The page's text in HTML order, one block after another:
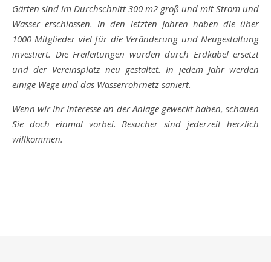
Gärten sind im Durchschnitt 300 m2 groß und mit Strom und
Wasser erschlossen. In den letzten Jahren haben die über
1000 Mitglieder viel für die Veränderung und Neugestaltung
investiert. Die Freileitungen wurden durch Erdkabel ersetzt
und der Vereinsplatz neu gestaltet. In jedem Jahr werden
einige Wege und das Wasserrohrnetz saniert.
Wenn wir Ihr Interesse an der Anlage geweckt haben, schauen
Sie doch einmal vorbei. Besucher sind jederzeit herzlich
willkommen.